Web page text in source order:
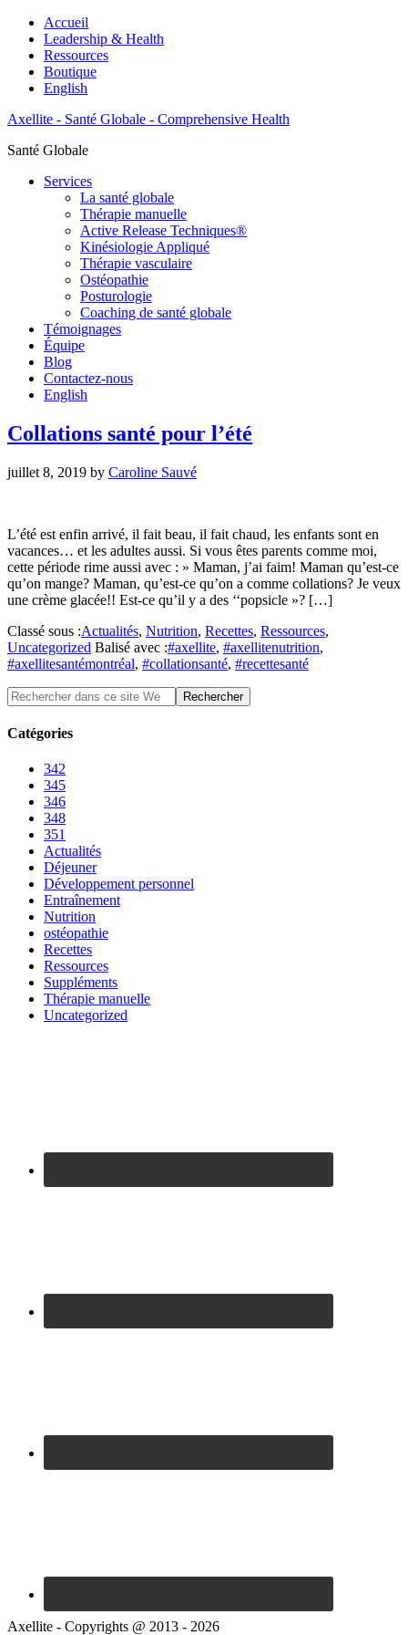
Accueil
Leadership & Health
Ressources
Boutique
English
Axellite - Santé Globale - Comprehensive Health
Santé Globale
Services
La santé globale
Thérapie manuelle
Active Release Techniques®
Kinésiologie Appliqué
Thérapie vasculaire
Ostéopathie
Posturologie
Coaching de santé globale
Témoignages
Équipe
Blog
Contactez-nous
English
Collations santé pour l’été
juillet 8, 2019 by Caroline Sauvé
L’été est enfin arrivé, il fait beau, il fait chaud, les enfants sont en
vacances… et les adultes aussi. Si vous êtes parents comme moi,
cette période rime aussi avec : » Maman, j’ai faim! Maman qu’est-ce
qu’on mange? Maman, qu’est-ce qu’on a comme collations? Je veux
une crème glacée!! Est-ce qu’il y a des ‘‘popsicle »? […]
Classé sous :Actualités, Nutrition, Recettes, Ressources,
Uncategorized Balisé avec :#axellite, #axellitenutrition,
#axellitesantémontréal, #collationsanté, #recettesanté
Catégories
342
345
346
348
351
Actualités
Déjeuner
Développement personnel
Entraînement
Nutrition
ostéopathie
Recettes
Ressources
Suppléments
Thérapie manuelle
Uncategorized
Axellite - Copyrights @ 2013 - 2026